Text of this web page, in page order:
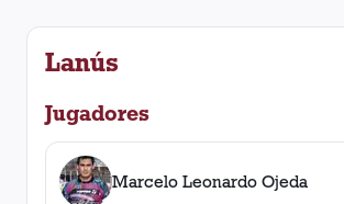
Lanús
Jugadores
Marcelo Leonardo Ojeda